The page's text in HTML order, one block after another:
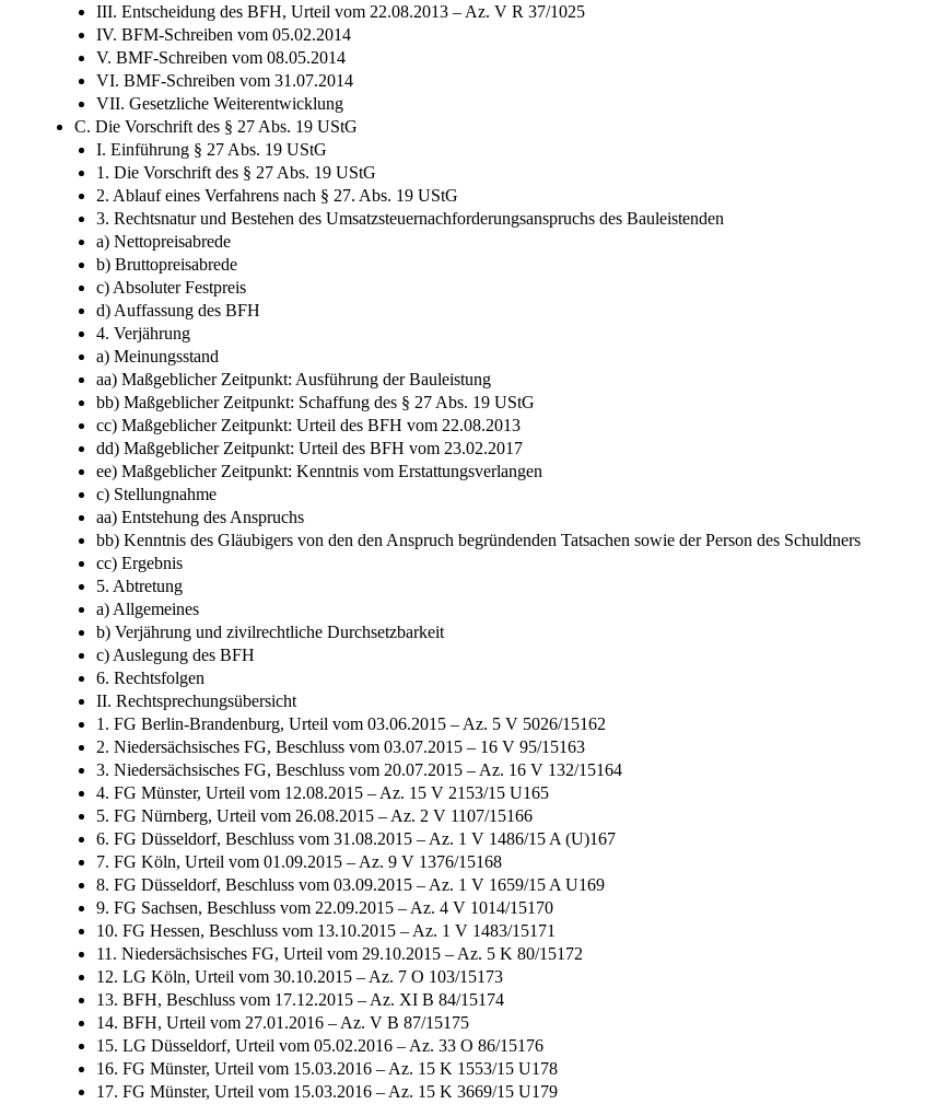
III. Entscheidung des BFH, Urteil vom 22.08.2013 – Az. V R 37/1025
IV. BFM-Schreiben vom 05.02.2014
V. BMF-Schreiben vom 08.05.2014
VI. BMF-Schreiben vom 31.07.2014
VII. Gesetzliche Weiterentwicklung
C. Die Vorschrift des § 27 Abs. 19 UStG
I. Einführung § 27 Abs. 19 UStG
1. Die Vorschrift des § 27 Abs. 19 UStG
2. Ablauf eines Verfahrens nach § 27. Abs. 19 UStG
3. Rechtsnatur und Bestehen des Umsatzsteuernachforderungsanspruchs des Bauleistenden
a) Nettopreisabrede
b) Bruttopreisabrede
c) Absoluter Festpreis
d) Auffassung des BFH
4. Verjährung
a) Meinungsstand
aa) Maßgeblicher Zeitpunkt: Ausführung der Bauleistung
bb) Maßgeblicher Zeitpunkt: Schaffung des § 27 Abs. 19 UStG
cc) Maßgeblicher Zeitpunkt: Urteil des BFH vom 22.08.2013
dd) Maßgeblicher Zeitpunkt: Urteil des BFH vom 23.02.2017
ee) Maßgeblicher Zeitpunkt: Kenntnis vom Erstattungsverlangen
c) Stellungnahme
aa) Entstehung des Anspruchs
bb) Kenntnis des Gläubigers von den den Anspruch begründenden Tatsachen sowie der Person des Schuldners
cc) Ergebnis
5. Abtretung
a) Allgemeines
b) Verjährung und zivilrechtliche Durchsetzbarkeit
c) Auslegung des BFH
6. Rechtsfolgen
II. Rechtsprechungsübersicht
1. FG Berlin-Brandenburg, Urteil vom 03.06.2015 – Az. 5 V 5026/15162
2. Niedersächsisches FG, Beschluss vom 03.07.2015 – 16 V 95/15163
3. Niedersächsisches FG, Beschluss vom 20.07.2015 – Az. 16 V 132/15164
4. FG Münster, Urteil vom 12.08.2015 – Az. 15 V 2153/15 U165
5. FG Nürnberg, Urteil vom 26.08.2015 – Az. 2 V 1107/15166
6. FG Düsseldorf, Beschluss vom 31.08.2015 – Az. 1 V 1486/15 A (U)167
7. FG Köln, Urteil vom 01.09.2015 – Az. 9 V 1376/15168
8. FG Düsseldorf, Beschluss vom 03.09.2015 – Az. 1 V 1659/15 A U169
9. FG Sachsen, Beschluss vom 22.09.2015 – Az. 4 V 1014/15170
10. FG Hessen, Beschluss vom 13.10.2015 – Az. 1 V 1483/15171
11. Niedersächsisches FG, Urteil vom 29.10.2015 – Az. 5 K 80/15172
12. LG Köln, Urteil vom 30.10.2015 – Az. 7 O 103/15173
13. BFH, Beschluss vom 17.12.2015 – Az. XI B 84/15174
14. BFH, Urteil vom 27.01.2016 – Az. V B 87/15175
15. LG Düsseldorf, Urteil vom 05.02.2016 – Az. 33 O 86/15176
16. FG Münster, Urteil vom 15.03.2016 – Az. 15 K 1553/15 U178
17. FG Münster, Urteil vom 15.03.2016 – Az. 15 K 3669/15 U179